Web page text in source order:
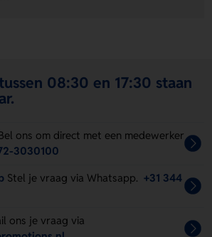
08:30 en 17:30 staan
ons om direct met een medewerker
3030100
Stel je vraag via Whatsapp. +31 344
ons je vraag via